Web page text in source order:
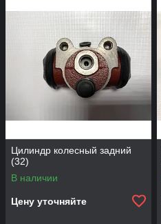
Цилиндр колесный задний
(32)
В наличии
Цену уточняйте